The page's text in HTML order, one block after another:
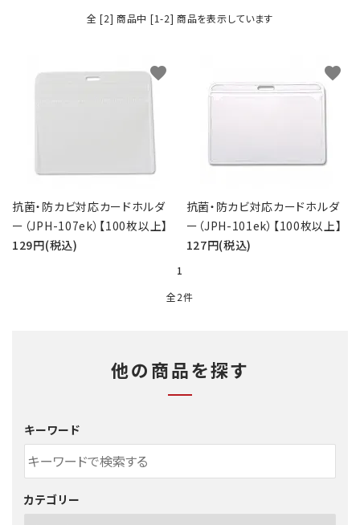
ネックストラップ
牛革・合皮
IDカード印刷関連
特定商取引法について
お問い合わせ
全 [2] 商品中 [1-2] 商品を表示しています
抗菌・防カビ対応カードホルダ
ー（JPH-107ek）【100枚以上】
129円(税込)
favorite
抗菌・防カビ対応カードホルダ
ー（JPH-101ek）【100枚以上】
127円(税込)
favorite
1
全2件
他の商品を探す
キーワード
カテゴリー